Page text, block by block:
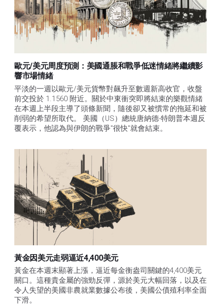
歐元/美元周度預測：美國通脹和戰爭低迷情緒將繼續影
響市場情緒
平淡的一週以歐元/美元貨幣對飆升至數週新高收官，收盤
前交投於 1.1560 附近。關於中東衝突即將結束的樂觀情緒
在本週上半段主導了頭條新聞，隨後卻又被慣常的拖延和被
削弱的希望所取代。 美國（US）總統唐納德-特朗普本週反
覆表示，他認為與伊朗的戰爭"很快"就會結束。
黃金因美元走弱逼近4,400美元
黃金在本週末顯著上漲，逼近每金衡盎司關鍵的4,400美元
關口。這種貴金屬的強勁反彈，源於美元大幅回落，以及在
令人失望的美國非農就業數據公布後，美國公債殖利率全面
下滑。